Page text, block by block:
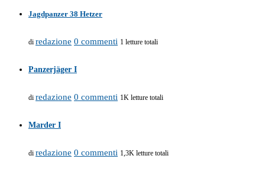
Jagdpanzer 38 Hetzer
di redazione 0 commenti 1 letture totali
Panzerjäger I
di redazione 0 commenti 1K letture totali
Marder I
di redazione 0 commenti 1,3K letture totali